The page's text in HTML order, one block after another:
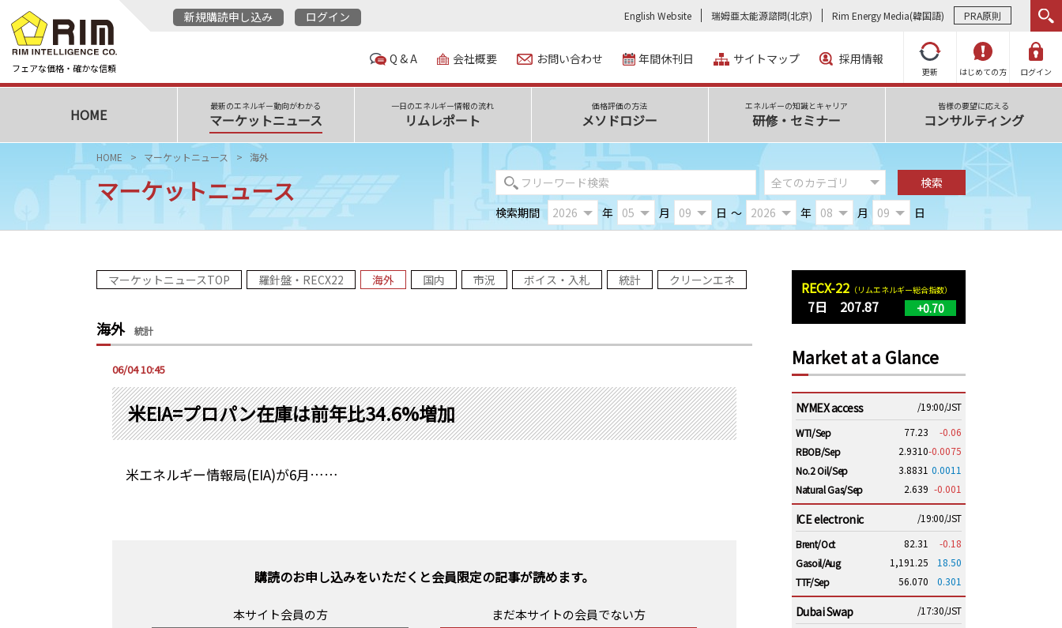
フェアな価格・確かな信頼
新規購読申し込み ログイン English Website 瑞姆亜太能源諮問(北京) Rim Energy Media(韓国語) PRA原則
更新 はじめての方 ログイン
Q & A 会社概要 お問い合わせ 年間休刊日 サイトマップ 採用情報
HOME 最新のエネルギー動向がわかる
マーケットニュース
一日のエネルギー情報の流れ
リムレポート
価格評価の方法
メソドロジー
エネルギーの知識とキャリア
研修・セミナー
皆様の要望に応える
コンサルティング
HOME マーケットニュース 海外
マーケットニュース
検索期間 年 月 日 ～ 年 月 日
マーケットニュースTOP 羅針盤・RECX22 海外 国内 市況 ボイス・入札 統計 クリーンエネ
海外 統計
06/04 10:45
米EIA=プロパン在庫は前年比34.6%増加
米エネルギー情報局(EIA)が6月……
購読のお申し込みをいただくと会員限定の記事が読めます。
本サイト会員の方 まだ本サイトの会員でない方
RECX-22 （リムエネルギー総合指数）
7日 207.87 +0.70
Market at a Glance
NYMEX access
/19:00/JST
WTI/Sep
77.23
-0.06
RBOB/Sep
2.9310-0.0075
No.2 Oil/Sep
3.8831 0.0011
Natural Gas/Sep
2.639 -0.001
ICE electronic
/19:00/JST
Brent/Oct
82.31
-0.18
Gasoil/Aug
1,191.25
18.50
TTF/Sep
56.070 0.301
Dubai Swap
/17:30/JST